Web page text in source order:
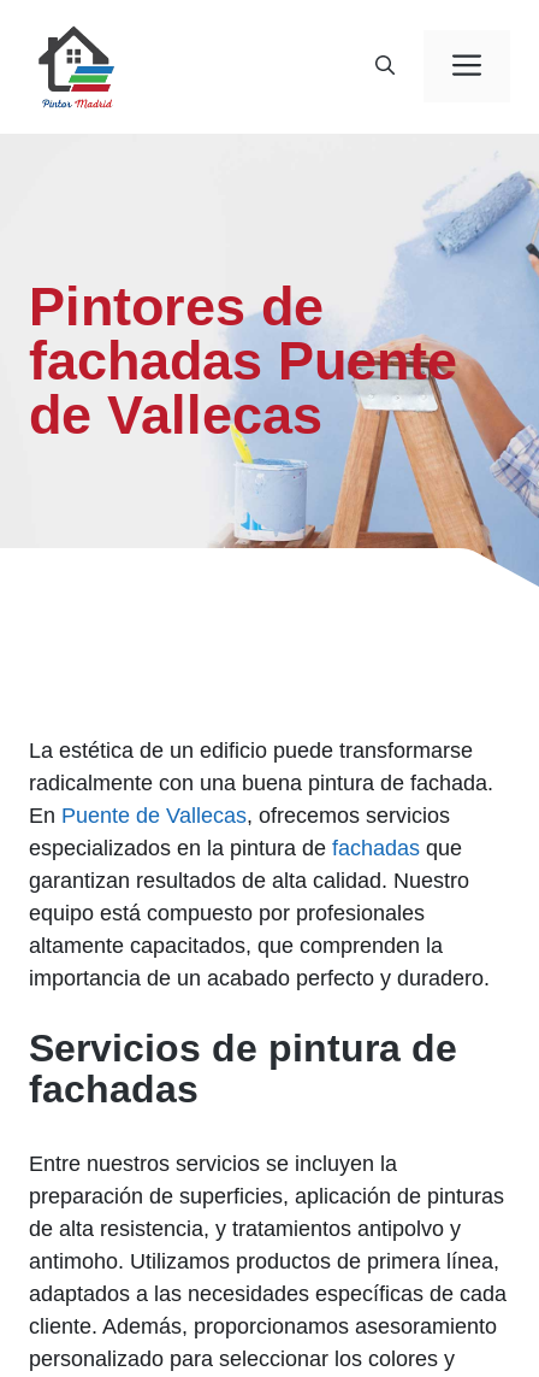
contenido
Pintores de
fachadas Puente
de Vallecas
La estética de un edificio puede transformarse
radicalmente con una buena pintura de fachada.
En Puente de Vallecas, ofrecemos servicios
especializados en la pintura de fachadas que
garantizan resultados de alta calidad. Nuestro
equipo está compuesto por profesionales
altamente capacitados, que comprenden la
importancia de un acabado perfecto y duradero.
Servicios de pintura de
fachadas
Entre nuestros servicios se incluyen la
preparación de superficies, aplicación de pinturas
de alta resistencia, y tratamientos antipolvo y
antimoho. Utilizamos productos de primera línea,
adaptados a las necesidades específicas de cada
cliente. Además, proporcionamos asesoramiento
personalizado para seleccionar los colores y